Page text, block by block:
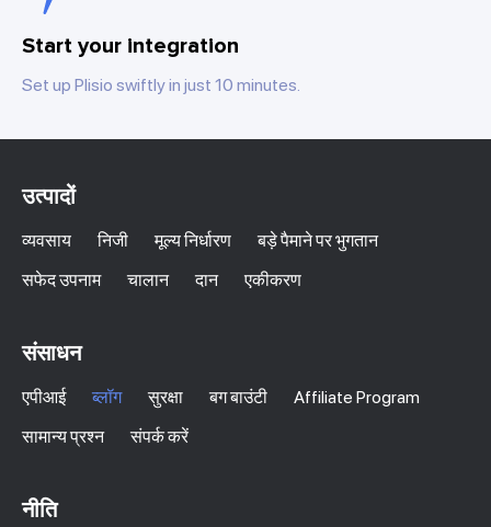
Start your integration
Set up Plisio swiftly in just 10 minutes.
उत्पादों
व्यवसाय निजी मूल्य निर्धारण
बड़े पैमाने पर भुगतान
सफेद उपनाम
चालान दान एकीकरण
संसाधन
एपीआई ब्लॉग सुरक्षा बग बाउंटी
Affiliate Program
सामान्य प्रश्न
संपर्क करें
नीति